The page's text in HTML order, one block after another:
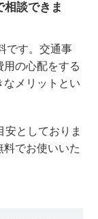
相談できま
です。交通事
の心配をする
なメリットとい
としておりま
でお使いいた